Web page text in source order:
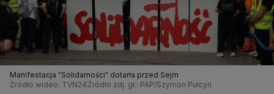
Manifestacja "Solidarności" dotarła przed Sejm
Źródło wideo: TVN24 Źródło zdj. gł.: PAP/Szymon Pulcyn